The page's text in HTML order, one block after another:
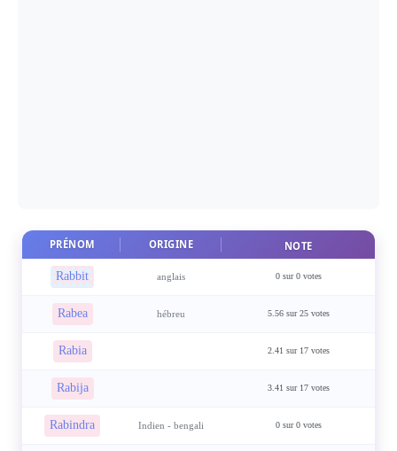
PRÉNOM ORIGINE NOTE
Rabbit anglais 0 sur 0 votes
Rabea hébreu 5.56 sur 25 votes
Rabia 2.41 sur 17 votes
Rabija 3.41 sur 17 votes
Rabindra Indien - bengali 0 sur 0 votes